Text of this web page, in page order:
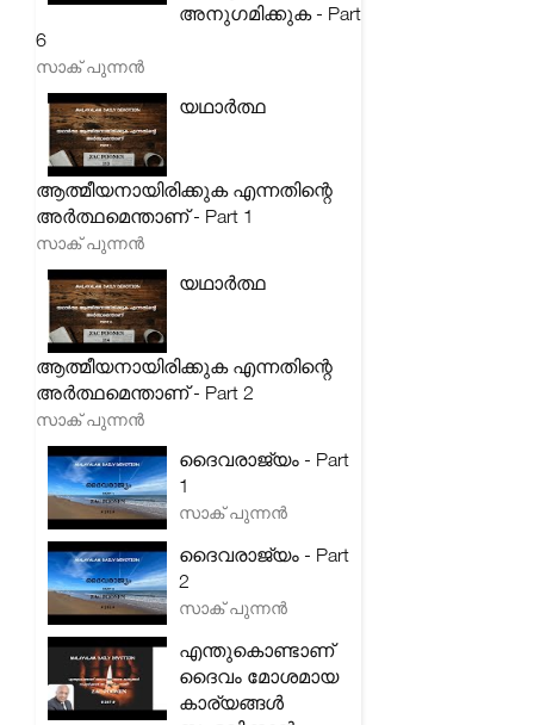
അനുഗമിക്കുക - Part
6
സാക് പുന്നൻ
യഥാർത്ഥ
ആത്മീയനായിരിക്കുക എന്നതിന്റെ
അർത്ഥമെന്താണ് - Part 1
സാക് പുന്നൻ
യഥാർത്ഥ
ആത്മീയനായിരിക്കുക എന്നതിന്റെ
അർത്ഥമെന്താണ് - Part 2
സാക് പുന്നൻ
ദൈവരാജ്യം - Part
1
സാക് പുന്നൻ
ദൈവരാജ്യം - Part
2
സാക് പുന്നൻ
എന്തുകൊണ്ടാണ്
ദൈവം മോശമായ
കാര്യങ്ങൾ